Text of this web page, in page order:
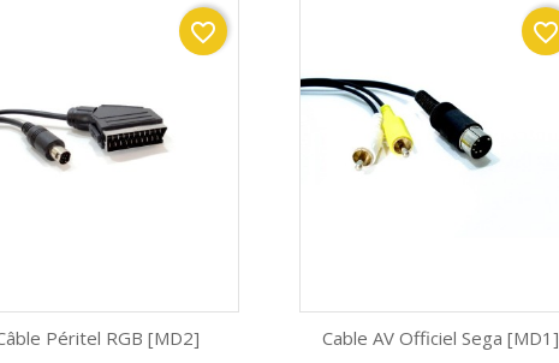
Péritel RGB [MD2]
favorite_border
Cable AV Officiel Sega [MD1]
favorite_border